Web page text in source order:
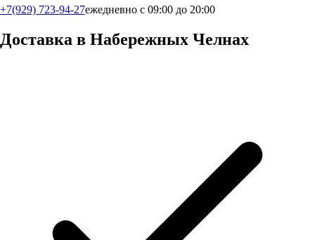
+7(929) 723-94-27ежедневно с 09:00 до 20:00
Доставка в Набережных Челнах